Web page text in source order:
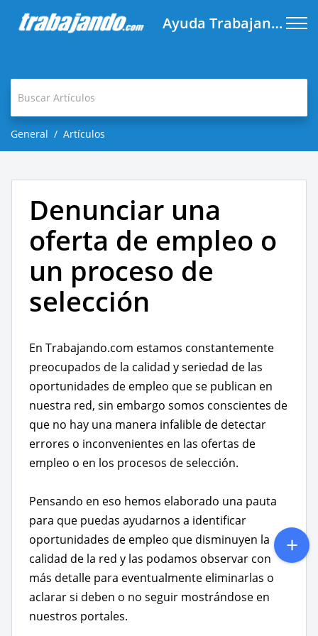
Ayuda Trabajando.com
General Artículos
Denunciar una
oferta de empleo o
un proceso de
selección
En Trabajando.com estamos constantemente
preocupados de la calidad y seriedad de las
oportunidades de empleo que se publican en
nuestra red, sin embargo somos conscientes de
que no hay una manera infalible de detectar
errores o inconvenientes en las ofertas de
empleo o en los procesos de selección.
Pensando en eso hemos elaborado una pauta
para que puedas ayudarnos a identificar
oportunidades de empleo que disminuyen la
calidad de la red y las podamos observar con
más detalle para eventualmente eliminarlas o
aclarar si deben o no seguir mostrándose en
nuestros portales.